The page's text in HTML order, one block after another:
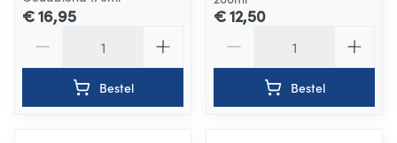
€ 16,95
Bestel
€ 12,50
Bestel